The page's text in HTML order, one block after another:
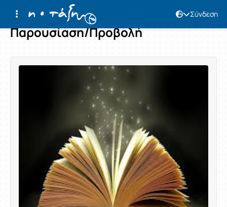
Σύνδεση
Παρουσίαση/Προβολή